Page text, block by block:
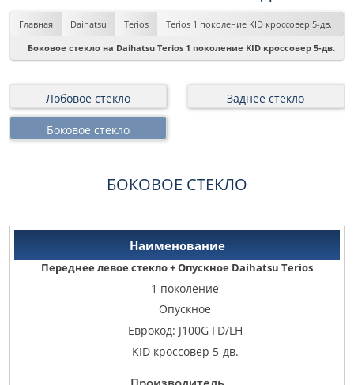
Главная Daihatsu Terios Terios 1 поколение KID кроссовер 5-дв.
Боковое стекло на Daihatsu Terios 1 поколение KID кроссовер 5-дв.
Лобовое стекло Заднее стекло
Боковое стекло
БОКОВОЕ СТЕКЛО
Переднее левое стекло + Опускное Daihatsu Terios
1 поколение
Опускное
Еврокод: J100G FD/LH
KID кроссовер 5-дв.